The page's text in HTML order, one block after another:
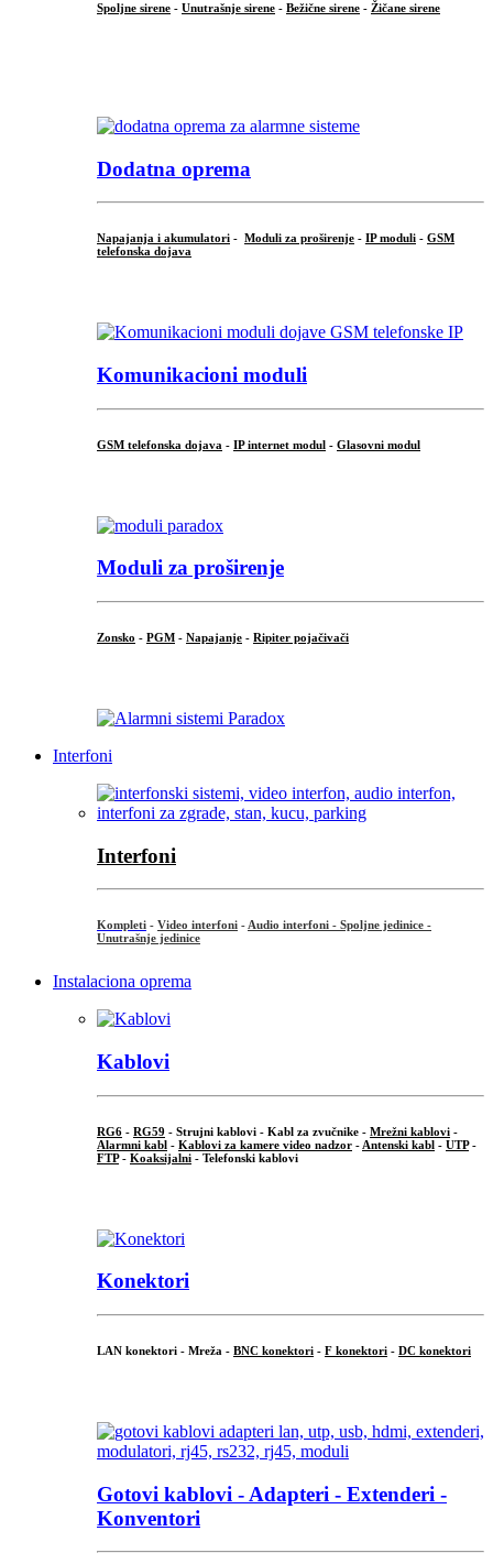
Spoljne sirene - Unutrašnje sirene - Bežične sirene - Žičane sirene
Dodatna oprema
Napajanja i akumulatori - Moduli za proširenje - IP moduli - GSM
telefonska dojava
Komunikacioni moduli
GSM telefonska dojava - IP internet modul - Glasovni modul
Moduli za proširenje
Zonsko - PGM - Napajanje - Ripiter pojačivači
Interfoni
Interfoni
Kompleti - Video interfoni - Audio interfoni - Spoljne jedinice -
Unutrašnje jedinice
Instalaciona oprema
Kablovi
RG6 - RG59 - Strujni kablovi - Kabl za zvučnike - Mrežni kablovi -
Alarmni kabl - Kablovi za kamere video nadzor - Antenski kabl - UTP-
FTP- Koaksijalni - Telefonski kablovi
Konektori
LAN konektori - Mreža - BNC konektori - F konektori - DC konektori
Gotovi kablovi - Adapteri - Extenderi -
Konventori